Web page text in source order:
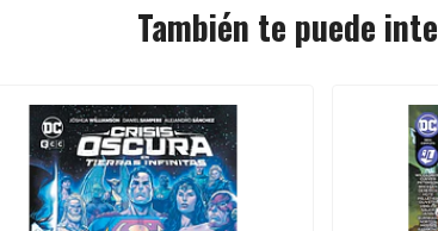
También te puede